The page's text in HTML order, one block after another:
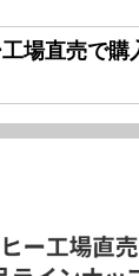
場直売で購